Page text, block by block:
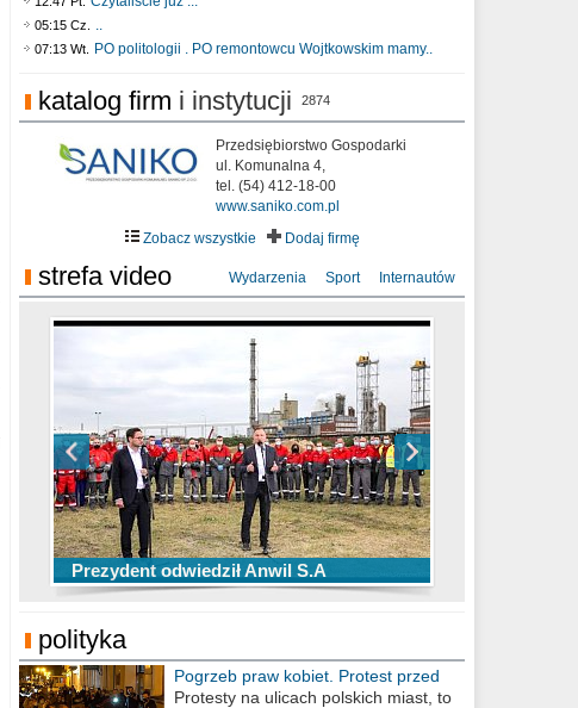
05:15 Cz. ..
07:13 Wt. PO politologii . PO remontowcu Wojtkowskim mamy..
katalog firm i instytucji 2874
Przedsiębiorstwo Gospodarki
ul. Komunalna 4,
tel. (54) 412-18-00
www.saniko.com.pl
Zobacz wszystkie
Dodaj firmę
strefa video Wydarzenia Sport Internautów
Prezydent odwiedził Anwil S.A
TOP 10 przechwytów Anwilu Włocławek
w EBL w sezonie 2019/2020
TOP 5 rzutów Anwilu Włocławek w BCL
w sezonie 2019/2020
Ni To Ponk - W oczach mamy strach
sixf33t .Last Year DRONE FOOTAGE
Włocławek
XXIII Sesja Rady Miasta Włocławek VIII
kadencji w dniu 09.06.2020 r.
polityka
Pogrzeb praw kobiet. Protest przed
biurem poselskim PiS
Protesty na ulicach polskich miast, to